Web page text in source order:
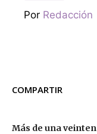
Por Redacción
COMPARTIR
Más de una